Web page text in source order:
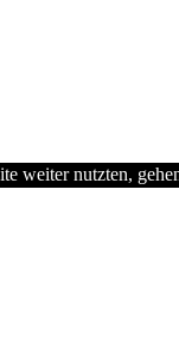
weiter nutzten,